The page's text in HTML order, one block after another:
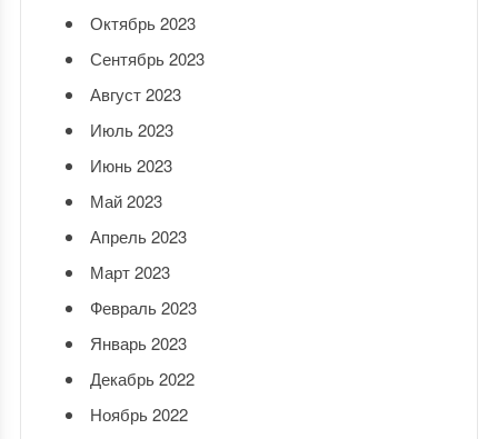
Октябрь 2023
Сентябрь 2023
Август 2023
Июль 2023
Июнь 2023
Май 2023
Апрель 2023
Март 2023
Февраль 2023
Январь 2023
Декабрь 2022
Ноябрь 2022